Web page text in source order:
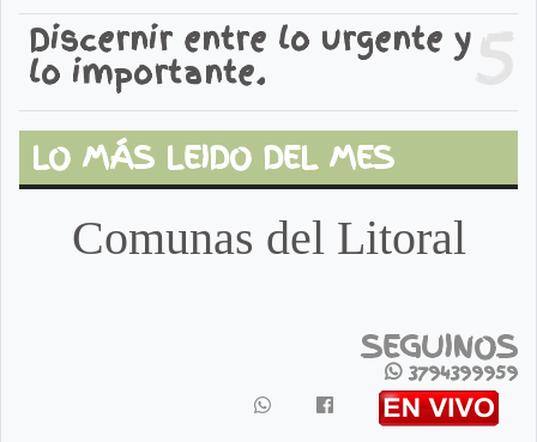
5
Discernir entre lo urgente y
lo importante.
LO MÁS LEIDO DEL MES
Comunas del Litoral
SEGUINOS
3794399959